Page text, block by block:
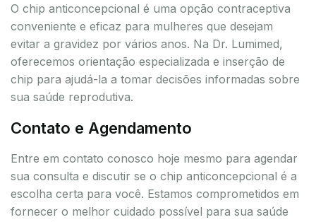
O chip anticoncepcional é uma opção contraceptiva
conveniente e eficaz para mulheres que desejam
evitar a gravidez por vários anos. Na Dr. Lumimed,
oferecemos orientação especializada e inserção de
chip para ajudá-la a tomar decisões informadas sobre
sua saúde reprodutiva.
Contato e Agendamento
Entre em contato conosco hoje mesmo para agendar
sua consulta e discutir se o chip anticoncepcional é a
escolha certa para você. Estamos comprometidos em
fornecer o melhor cuidado possível para sua saúde